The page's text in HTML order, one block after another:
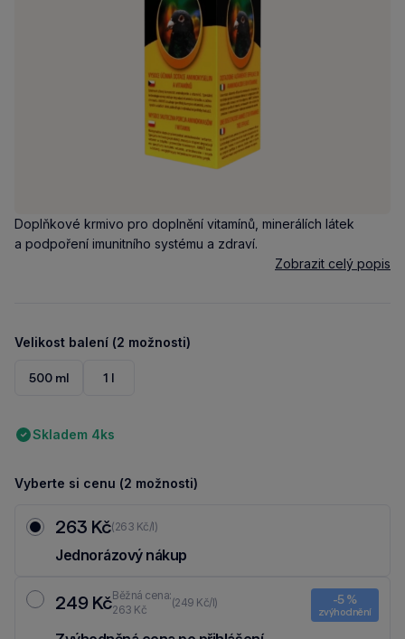
Doplňkové krmivo pro doplnění vitamínů, minerálích látek
a podpoření imunitního systému a zdraví.
Zobrazit celý popis
Velikost balení (2 možnosti)
500 ml 1 l
Skladem 4ks
Vyberte si cenu (2 možnosti)
263 Kč(263 Kč/l)
Jednorázový nákup
249 KčBěžná cena:
263 Kč
(249 Kč/l) -5 %
zvýhodnění